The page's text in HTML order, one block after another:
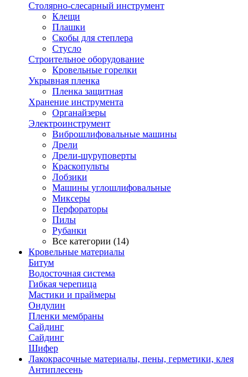
Столярно-слесарный инструмент
Клещи
Плашки
Скобы для степлера
Стусло
Строительное оборудование
Кровельные горелки
Укрывная пленка
Пленка защитная
Хранение инструмента
Органайзеры
Электроинструмент
Виброшлифовальные машины
Дрели
Дрели-шуруповерты
Краскопульты
Лобзики
Машины углошлифовальные
Миксеры
Перфораторы
Пилы
Рубанки
Все категории (14)
Кровельные материалы
Битум
Водосточная система
Гибкая черепица
Мастики и праймеры
Ондулин
Пленки мембраны
Сайдинг
Сайдинг
Шифер
Лакокрасочные материалы, пены, герметики, клея
Антиплесень